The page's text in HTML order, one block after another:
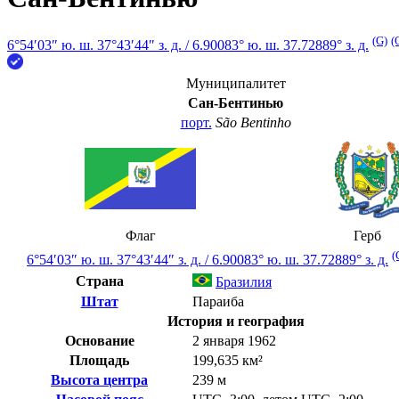
6°54′03″ ю. ш. 37°43′44″ з. д. /6.90083° ю. ш. 37.72889° з. д. (G)
Муниципалитет
Сан-Бентинью
порт. São Bentinho
Флаг
Герб
6°54′03″ ю. ш. 37°43′44″ з. д. /6.90083° ю. ш. 37.72889° з. д.
Страна
Бразилия
Штат
Параиба
История и география
Основание
2 января 1962
Площадь
199,635 км²
Высота центра
239 м